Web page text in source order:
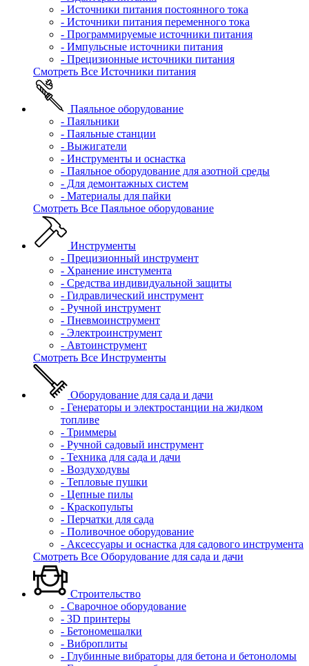
- Источники питания постоянного тока
- Источники питания переменного тока
- Программируемые источники питания
- Импульсные источники питания
- Прецизионные источники питания
Смотреть Все Источники питания
Паяльное оборудование
- Паяльники
- Паяльные станции
- Выжигатели
- Инструменты и оснастка
- Паяльное оборудование для азотной среды
- Для демонтажных систем
- Материалы для пайки
Смотреть Все Паяльное оборудование
Инструменты
- Прецизионный инструмент
- Хранение инстумента
- Средства индивидуальной защиты
- Гидравлический инструмент
- Ручной инструмент
- Пневмоинструмент
- Электроинструмент
- Автоинструмент
Смотреть Все Инструменты
Оборудование для сада и дачи
- Генераторы и электростанции на жидком
топливе
- Триммеры
- Ручной садовый инструмент
- Техника для сада и дачи
- Воздуходувы
- Тепловые пушки
- Цепные пилы
- Краскопульты
- Перчатки для сада
- Поливочное оборудование
- Аксессуары и оснастка для садового инструмента
Смотреть Все Оборудование для сада и дачи
Строительство
- Сварочное оборудование
- 3D принтеры
- Бетономешалки
- Виброплиты
- Глубинные вибраторы для бетона и бетоноломы